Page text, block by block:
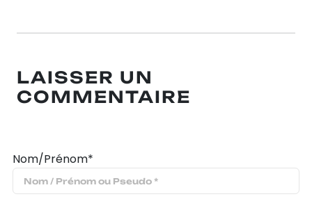
LAISSER UN
COMMENTAIRE
Nom/Prénom*